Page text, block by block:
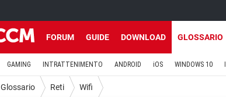
FORUM GUIDE DOWNLOAD GLOSSARIO
GAMING INTRATTENIMENTO ANDROID iOS WINDOWS 10
Glossario Reti Wifi